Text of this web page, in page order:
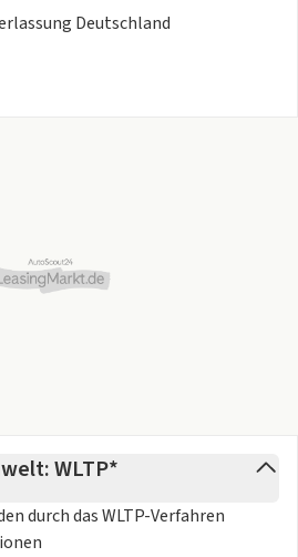
Deutschland
WLTP*
durch dasWLTP-Verfahren